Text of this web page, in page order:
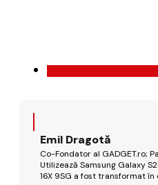
Emil Dragotă
Co-Fondator al GADGET.ro;
Utilizează Samsung Galaxy
16X 9SG a fost transformat